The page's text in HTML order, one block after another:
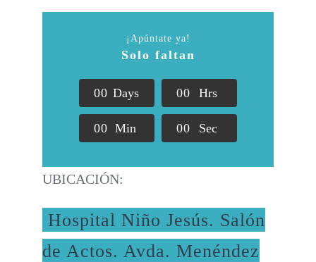
¡Apúntate ya!
Solo faltan
00 Days 00 Hrs
00 Min 00 Sec
UBICACIÓN:
Hospital Niño Jesús. Salón
de Actos. Avda. Menéndez